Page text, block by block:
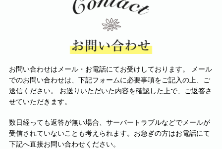
お問い合わせはメール・お電話にてお受けしております。 メール
でのお問い合わせは、下記フォームに必要事項をご記入の上、ご
送信ください。 お送りいただいた内容を確認した上で、ご返答さ
せていただきます。
数日経っても返答が無い場合、サーバートラブルなどでメールが
受信されていないことも考えられます。お急ぎの方はお電話にて
下記へ直接お問い合わせください。